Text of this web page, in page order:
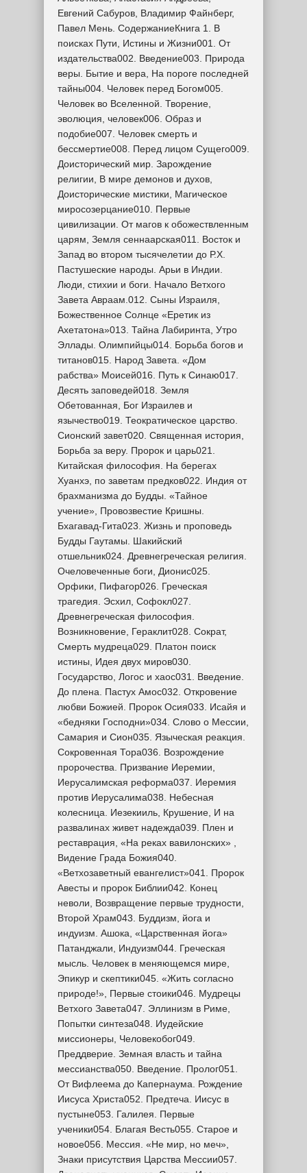
Евгений Сабуров, Владимир Файнберг,
Павел Мень. СодержаниеКнига 1. В
поисках Пути, Истины и Жизни001. От
издательства002. Введение003. Природа
веры. Бытие и вера, На пороге последней
тайны004. Человек перед Богом005.
Человек во Вселенной. Творение,
эволюция, человек006. Образ и
подобие007. Человек смерть и
бессмертие008. Перед лицом Сущего009.
Доисторический мир. Зарождение
религии, В мире демонов и духов,
Доисторические мистики, Магическое
миросозерцание010. Первые
цивилизации. От магов к обожествленным
царям, Земля сеннаарская011. Восток и
Запад во втором тысячелетии до Р.Х.
Пастушеские народы. Арьи в Индии.
Люди, стихии и боги. Начало Ветхого
Завета Авраам.012. Сыны Израиля,
Божественное Солнце «Еретик из
Ахетатона»013. Тайна Лабиринта, Утро
Эллады. Олимпийцы014. Борьба богов и
титанов015. Народ Завета. «Дом
рабства» Моисей016. Путь к Синаю017.
Десять заповедей018. Земля
Обетованная, Бог Израилев и
язычество019. Теократическое царство.
Сионский завет020. Священная история,
Борьба за веру. Пророк и царь021.
Китайская философия. На берегах
Хуанхэ, по заветам предков022. Индия от
брахманизма до Будды. «Тайное
учение», Провозвестие Кришны.
Бхагавад-Гита023. Жизнь и проповедь
Будды Гаутамы. Шакийский
отшельник024. Древнегреческая религия.
Очеловеченные боги, Дионис025.
Орфики, Пифагор026. Греческая
трагедия. Эсхил, Софокл027.
Древнегреческая философия.
Возникновение, Гераклит028. Сократ,
Смерть мудреца029. Платон поиск
истины, Идея двух миров030.
Государство, Логос и хаос031. Введение.
До плена. Пастух Амос032. Откровение
любви Божией. Пророк Осия033. Исайя и
«бедняки Господни»034. Слово о Мессии,
Самария и Сион035. Языческая реакция.
Сокровенная Тора036. Возрождение
пророчества. Призвание Иеремии,
Иерусалимская реформа037. Иеремия
против Иерусалима038. Небесная
колесница. Иезекииль, Крушение, И на
развалинах живет надежда039. Плен и
реставрация, «На реках вавилонских» ,
Видение Града Божия040.
«Ветхозаветный евангелист»041. Пророк
Авесты и пророк Библии042. Конец
неволи, Возвращение первые трудности,
Второй Храм043. Буддизм, йога и
индуизм. Ашока, «Царственная йога»
Патанджали, Индуизм044. Греческая
мысль. Человек в меняющемся мире,
Эпикур и скептики045. «Жить согласно
природе!», Первые стоики046. Мудрецы
Ветхого Завета047. Эллинизм в Риме,
Попытки синтеза048. Иудейские
миссионеры, Человекобог049.
Преддверие. Земная власть и тайна
мессианства050. Введение. Пролог051.
От Вифлеема до Капернаума. Рождение
Иисуса Христа052. Предтеча. Иисус в
пустыне053. Галилея. Первые
ученики054. Благая Весть055. Старое и
новое056. Мессия. «Не мир, но меч»,
Знаки присутствия Царства Мессии057.